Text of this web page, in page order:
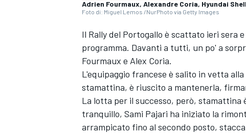
MONOPOSTO
Adrien Fourmaux, Alexandre Coria, Hyundai
Foto di: Miguel Lemos /NurPhoto via Getty Images
Il Rally del Portogallo è scattato ieri sera
programma. Davanti a tutti, un po' a
Fourmaux e Alex Coria.
L'equipaggio francese è salito in vetta
stamattina, è riuscito a mantenerla,
La lotta per il successo, però,
tranquillo, Sami Pajari ha iniziato la
arrampicato fino al secondo posto,